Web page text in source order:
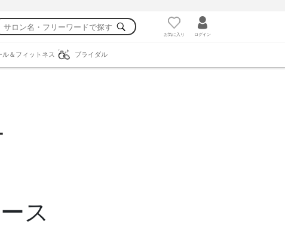
お気に入り ログイン
ル＆フィットネス ブライダル
ス